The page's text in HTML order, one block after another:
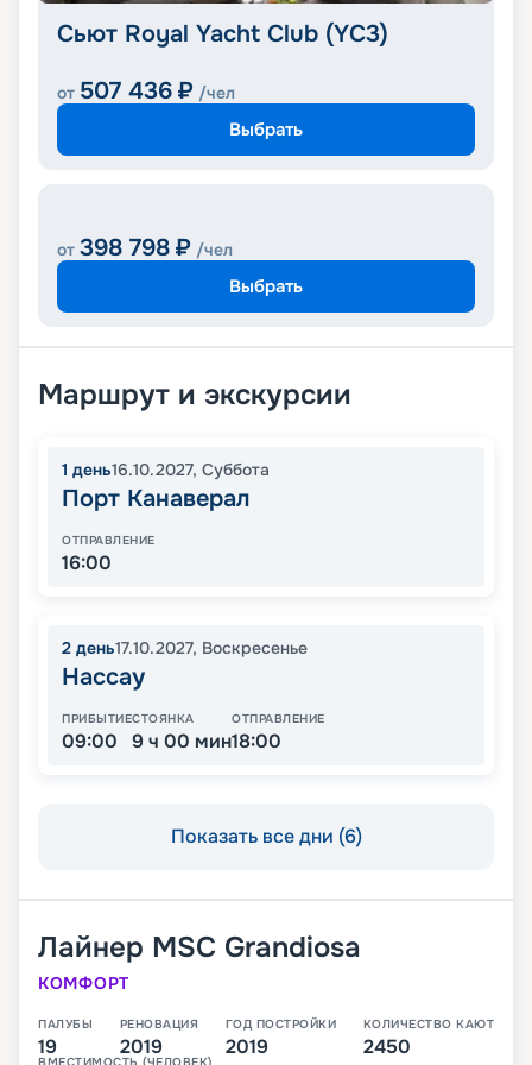
Сьют Royal Yacht Club (YC3)
от 507 436 ₽ /чел
Выбрать
от 398 798 ₽ /чел
Выбрать
Маршрут и экскурсии
1 день16.10.2027, Суббота
Порт Канаверал
ОТПРАВЛЕНИЕ
16:00
2 день17.10.2027, Воскресенье
Нассау
ПРИБЫТИЕ
09:00
СТОЯНКА
9 ч 00 мин
ОТПРАВЛЕНИЕ
18:00
Показать все дни (6)
Лайнер MSC Grandiosa
КОМФОРТ
ПАЛУБЫ
19
РЕНОВАЦИЯ
2019
ГОД ПОСТРОЙКИ
2019
КОЛИЧЕСТВО КАЮТ
2450